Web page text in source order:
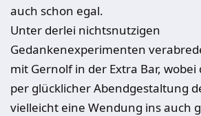
auch schon egal.
Unter derlei nichtsnutzigen
Gedankenexperimenten
mit Gernolf in der Extra Bar, wobei
per glücklicher Abendgestaltung
vielleicht eine Wendung ins auch